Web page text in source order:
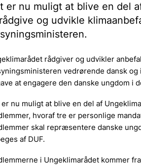
er nu muligt at blive en del
og udvikle
rådgiver og udvikler
vedrørende dansk
at engagere den danske ungdom i
er nu muligt at blive en del af
hvoraf tre er personlige
skal repræsentere danske
af DUF.
i Ungeklimarådet kommer